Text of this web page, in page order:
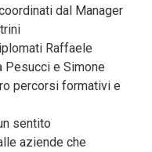
dal Manager
Raffaele
Pesucci e Simone
percorsi formativi e
sentito
aziende che